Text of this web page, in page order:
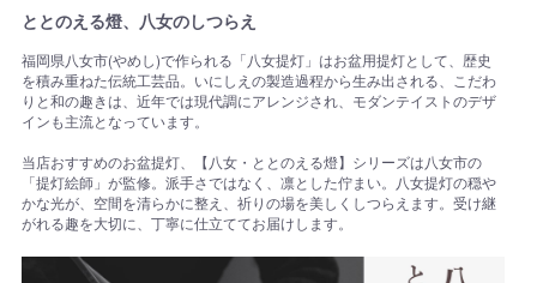
ととのえる燈、八女のしつらえ
福岡県八女市(やめし)で作られる「八女提灯」はお盆用提灯として、歴史
を積み重ねた伝統工芸品。いにしえの製造過程から生み出される、こだわ
りと和の趣きは、近年では現代調にアレンジされ、モダンテイストのデザ
インも主流となっています。
当店おすすめのお盆提灯、【八女・ととのえる燈】シリーズは八女市の
「提灯絵師」が監修。派手さではなく、凛とした佇まい。八女提灯の穏や
かな光が、空間を清らかに整え、祈りの場を美しくしつらえます。受け継
がれる趣を大切に、丁寧に仕立ててお届けします。